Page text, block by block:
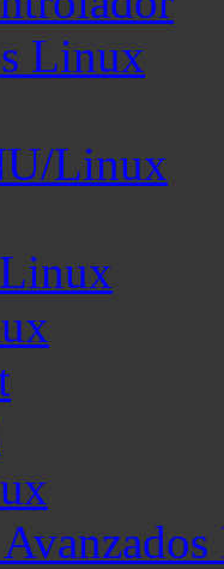
Linux
Linux